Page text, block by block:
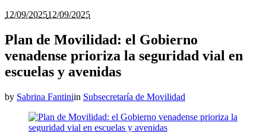
12/09/202512/09/2025
Plan de Movilidad: el Gobierno
venadense prioriza la seguridad vial en
escuelas y avenidas
by Sabrina Fantiniin Subsecretaría de Movilidad